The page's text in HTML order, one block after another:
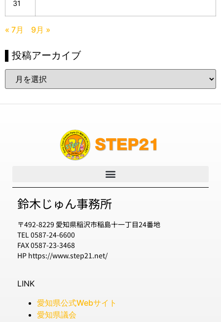
31
« 7月 9月 »
▌投稿アーカイブ
鈴木じゅん事務所
〒492-8229 愛知県稲沢市稲島十一丁目24番地
TEL 0587-24-6600
FAX 0587-23-3468
HP https://www.step21.net/
LINK
愛知県公式Webサイト
愛知県議会